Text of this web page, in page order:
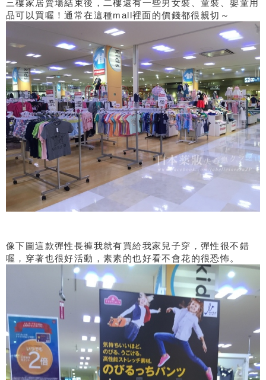
三樓家居賣場結束後，二樓還有一些男女裝、童裝、嬰童用
品可以買喔！通常在這種mall裡面的價錢都很親切～
像下圖這款彈性長褲我就有買給我家兒子穿，彈性很不錯
喔，穿著也很好活動，素素的也好看不會花的很恐怖。